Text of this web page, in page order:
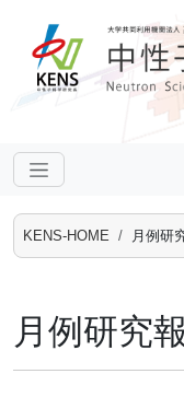
KENS-HOME 月例研
月例研究